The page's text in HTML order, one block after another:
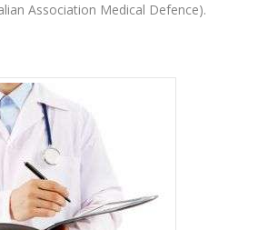
Association Medical Defence).